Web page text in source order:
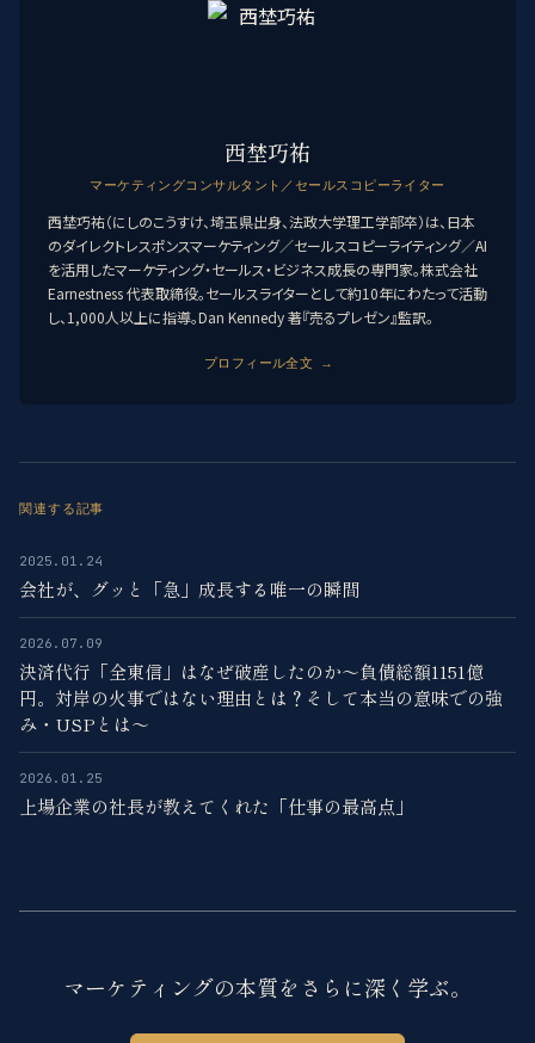
西埜巧祐
マーケティングコンサルタント／セールスコピーライター
西埜巧祐（にしのこうすけ、埼玉県出身、法政大学理工学部卒）は、日本
のダイレクトレスポンスマーケティング／セールスコピーライティング／AI
を活用したマーケティング・セールス・ビジネス成長の専門家。株式会社
Earnestness 代表取締役。セールスライターとして約10年にわたって活動
し、1,000人以上に指導。Dan Kennedy 著『売るプレゼン』監訳。
プロフィール全文 →
関連する記事
2025.01.24
会社が、グッと「急」成長する唯一の瞬間
2026.07.09
決済代行「全東信」はなぜ破産したのか〜負債総額1151億
円。対岸の火事ではない理由とは？そして本当の意味での強
み・USPとは〜
2026.01.25
上場企業の社長が教えてくれた「仕事の最高点」
マーケティングの本質をさらに深く学ぶ。